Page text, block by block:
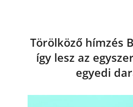
Törölköző hímzés
így lesz az
egyedi